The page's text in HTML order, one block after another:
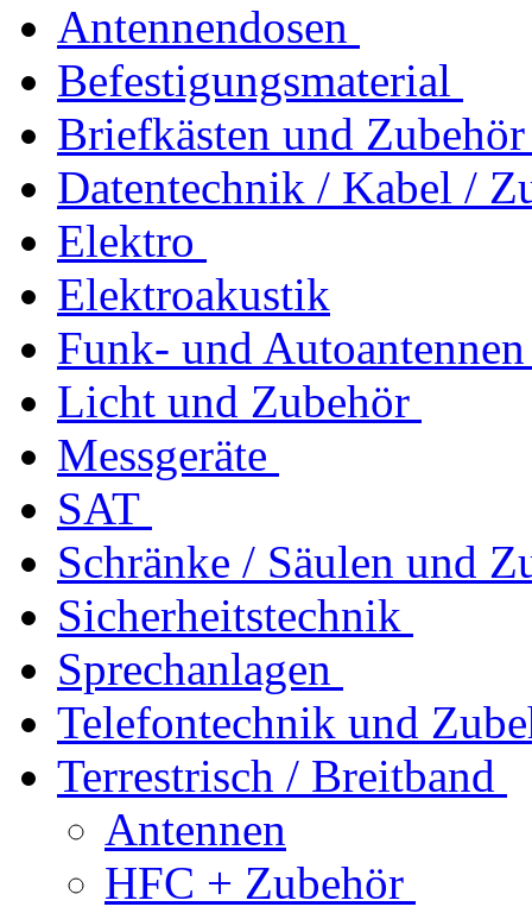
Antennendosen
Befestigungsmaterial
Briefkästen und Zubehör
Datentechnik / Kabel /
Elektro
Elektroakustik
Funk- und Autoantennen
Licht und Zubehör
Messgeräte
SAT
Schränke / Säulen und
Sicherheitstechnik
Sprechanlagen
Telefontechnik und
Terrestrisch / Breitband
Antennen
HFC + Zubehör